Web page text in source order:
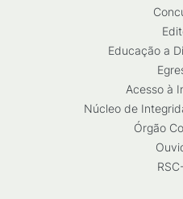
Educação a
Acesso à
Núcleo de
Órgão